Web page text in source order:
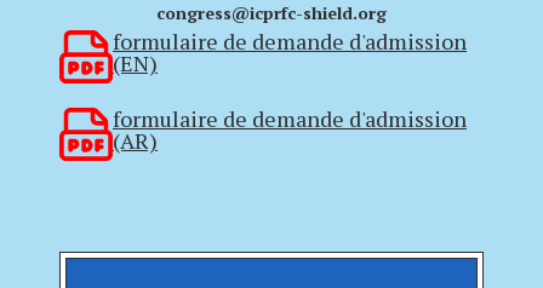
congress@icprfc-shield.org
formulaire de demande d'admission
(EN)
formulaire de demande d'admission
(AR)